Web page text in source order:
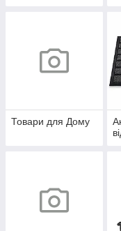
Товари для Дому